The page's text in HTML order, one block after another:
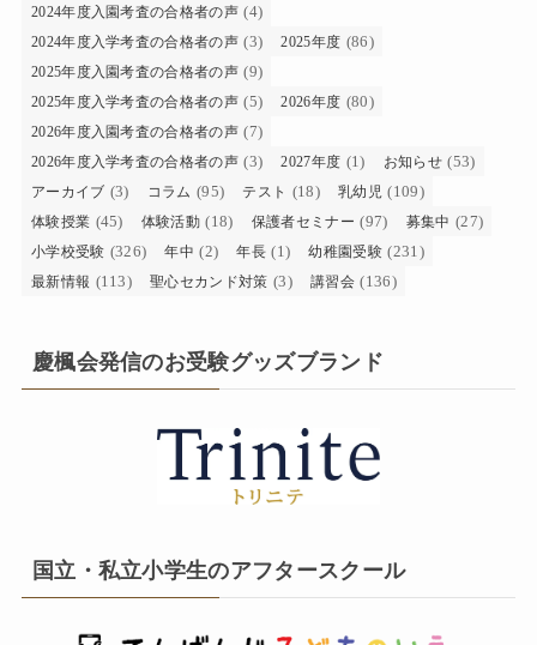
2024年度入園考査の合格者の声 (4)
2024年度入学考査の合格者の声 (3) 2025年度 (86)
2025年度入園考査の合格者の声 (9)
2025年度入学考査の合格者の声 (5) 2026年度 (80)
2026年度入園考査の合格者の声 (7)
2026年度入学考査の合格者の声 (3) 2027年度 (1) お知らせ (53)
アーカイブ (3) コラム (95) テスト (18) 乳幼児 (109)
体験授業 (45) 体験活動 (18) 保護者セミナー (97) 募集中 (27)
小学校受験 (326) 年中 (2) 年長 (1) 幼稚園受験 (231)
最新情報 (113) 聖心セカンド対策 (3) 講習会 (136)
慶楓会発信のお受験グッズブランド
国立・私立小学生のアフタースクール